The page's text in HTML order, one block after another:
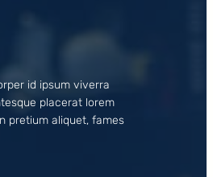
id ipsum viverra
placerat lorem
pretium aliquet, fames